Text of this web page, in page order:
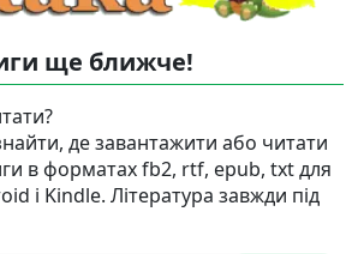
ще ближче!
де завантажити або читати
в форматах fb2, rtf, epub, txt для
і Kindle. Література завжди під